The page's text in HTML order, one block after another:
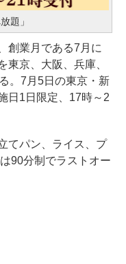
題」
創業月である7月に
東京、大阪、兵庫、
。7月5日の東京・新
日1日限定、17時～2
てパン、ライス、プ
90分制でラストオー